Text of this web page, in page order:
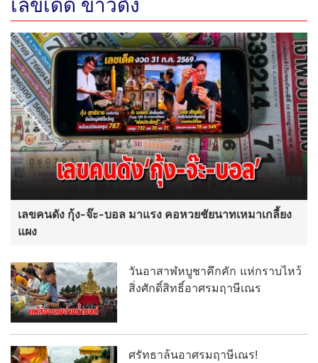
เลขเด็ด ข่าวดัง
เลขคนดัง กุ้ง-จ๊ะ-บอล มาแรง คอหวยชัยนาทเหมาเกลี้ยง
แผง
วันอาสาฬหบูชาคึกคัก แห่กราบไหว้
สิ่งศักดิ์สิทธิ์อาศรมฤาษีเณร
ศรัทธาล้นอาศรมฤาษีเณร!